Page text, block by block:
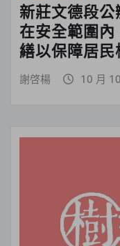
新莊文德段
在安全範圍
繕以保障居民
謝啓楊 10 月